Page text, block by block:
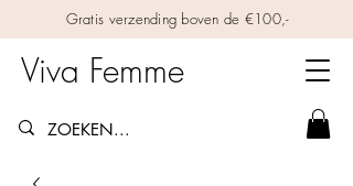
Gratis verzending boven de €100,-
Viva Femme